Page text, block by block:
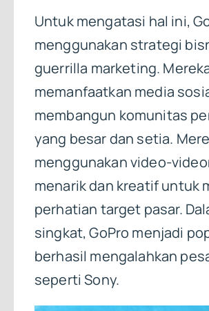
Untuk mengatasi hal ini,
menggunakan strategi
guerrilla marketing.
memanfaatkan media
membangun komunitas
yang besar dan setia.
menggunakan video-
menarik dan kreatif untuk
perhatian target pasar.
singkat, GoPro menjadi
berhasil mengalahkan
seperti Sony.